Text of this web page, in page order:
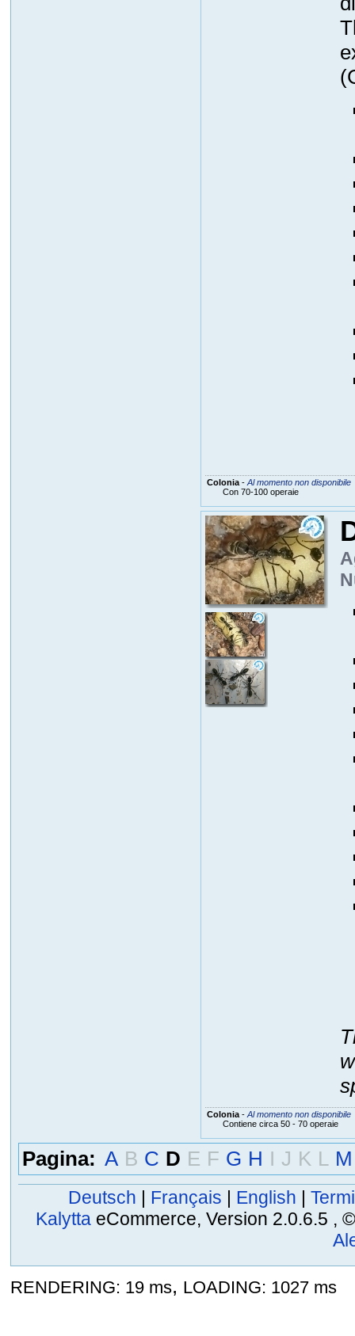
Colonia- Al momento non disponibile
Con 70-100 operaie
Colonia- Al momento non disponibile
Contiene circa 50 - 70 operaie
Pagina: A B C D E F G H I J K L M
Deutsch | Français | English |
KalyttaeCommerce, Version 2.0.6.5 ,
RENDERING: 19 ms, LOADING: 1027 ms